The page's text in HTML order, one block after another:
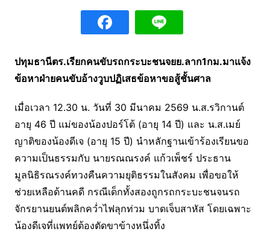
ปทุมธานีตร.เรียกคนขับรถกระบะชนจยย.ลาก1กม.มาแจ้ง
ข้อหาฝ่ายคนขับอ้างวูบปฏิเสธข้อหาขอสู้ชั้นศาล
เมื่อเวลา 12.30 น. วันที่ 30 มีนาคม 2569 น.ส.รวิกานต์
อายุ 46 ปี แม่ของน้องปอร์โต้ (อายุ 14 ปี) และ น.ส.เมย์
ญาติของน้องดีเจ (อายุ 15 ปี) นำหลักฐานเข้าร้องเรียนขอ
ความเป็นธรรมกับ นายรณณรงค์ แก้วเพ็ชร์ ประธาน
มูลนิธิรณรงค์ทวงคืนความยุติธรรมในสังคม เพื่อขอให้
ช่วยเหลือด้านคดี กรณีเด็กทั้งสองถูกรถกระบะชนจนรถ
จักรยานยนต์พลิกคว่ำไฟลุกท่วม บาดเจ็บสาหัส โดยเฉพาะ
น้องดีเจที่แพทย์ต้องตัดขาข้างหนึ่งทิ้ง